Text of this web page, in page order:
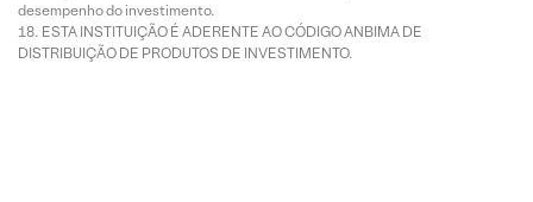
desempenho do investimento.
ESTA INSTITUIÇÃO É ADERENTE AO CÓDIGO ANBIMA DE
DISTRIBUIÇÃO DE PRODUTOS DE INVESTIMENTO.